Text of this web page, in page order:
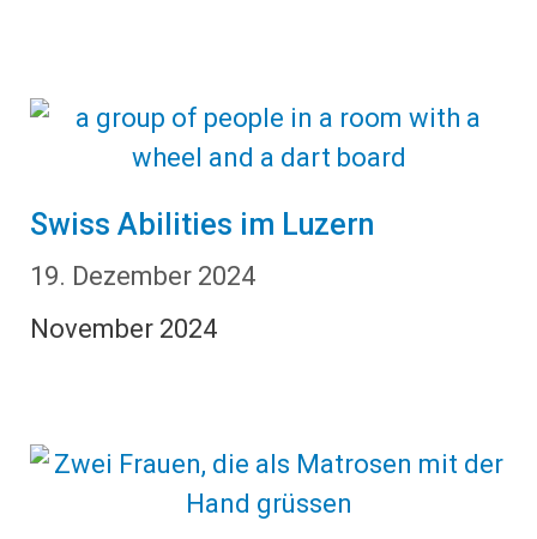
Swiss Abilities im Luzern
19. Dezember 2024
November 2024